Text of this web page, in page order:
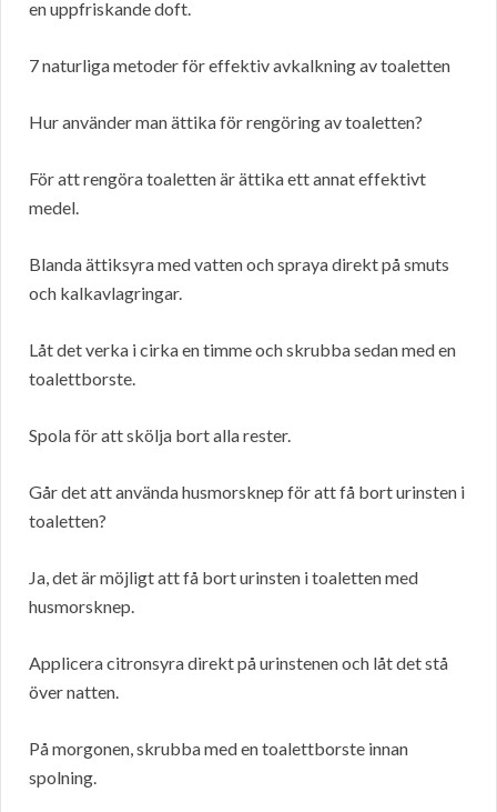
en uppfriskande doft.
7 naturliga metoder för effektiv avkalkning av toaletten
Hur använder man ättika för rengöring av toaletten?
För att rengöra toaletten är ättika ett annat effektivt
medel.
Blanda ättiksyra med vatten och spraya direkt på smuts
och kalkavlagringar.
Låt det verka i cirka en timme och skrubba sedan med en
toalettborste.
Spola för att skölja bort alla rester.
Går det att använda husmorsknep för att få bort urinsten i
toaletten?
Ja, det är möjligt att få bort urinsten i toaletten med
husmorsknep.
Applicera citronsyra direkt på urinstenen och låt det stå
över natten.
På morgonen, skrubba med en toalettborste innan
spolning.